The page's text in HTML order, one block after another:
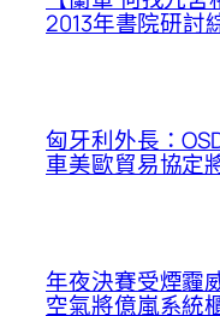
2013年書院研討
匈牙利外長：
車美歐貿易協定
年夜決賽受煙霾
空氣將億嵐系統